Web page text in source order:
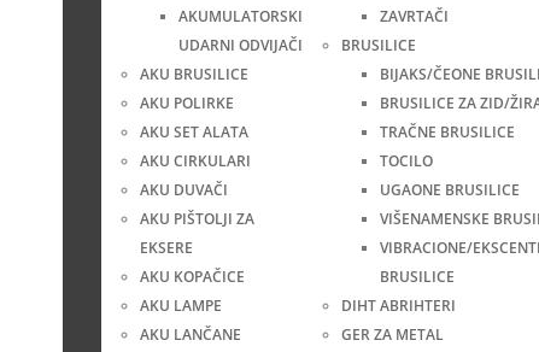
AKUMULATORSKI
UDARNI ODVIJAČI
AKU BRUSILICE
AKU POLIRKE
AKU SET ALATA
AKU CIRKULARI
AKU DUVAČI
AKU PIŠTOLJI ZA
EKSERE
AKU KOPAČICE
AKU LAMPE
AKU LANČANE
ZAVRTAČI
BRUSILICE
BIJAKS/ČEONE
BRUSILICE ZA ZID/
TRAČNE BRUSILICE
TOCILO
UGAONE BRUSILICE
VIŠENAMENSKE
VIBRACIONE/
BRUSILICE
DIHT ABRIHTERI
GER ZA METAL